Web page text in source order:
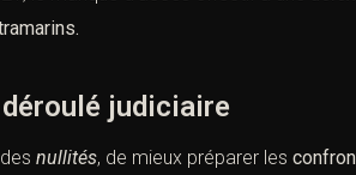
judiciaire
nullités, de mieux préparer les